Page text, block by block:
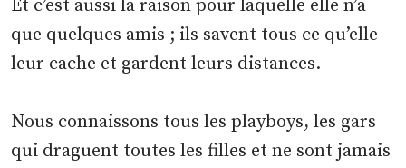
Et c’est aussi la raison pour laquelle elle n’a
que quelques amis ; ils savent tous ce qu’elle
leur cache et gardent leurs distances.
Nous connaissons tous les playboys, les gars
qui draguent toutes les filles et ne sont jamais